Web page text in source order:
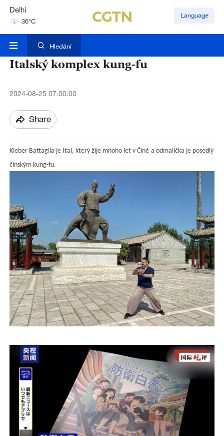
Hyderabad
42°C
Mumbai
Language
Hledání
Italský komplex kung-fu
2024-08-25 07:00:00
Share
Kleber Battaglia je Ital, který žije mnoho let v Číně a odmalička je posedlý
čínským kung-fu.